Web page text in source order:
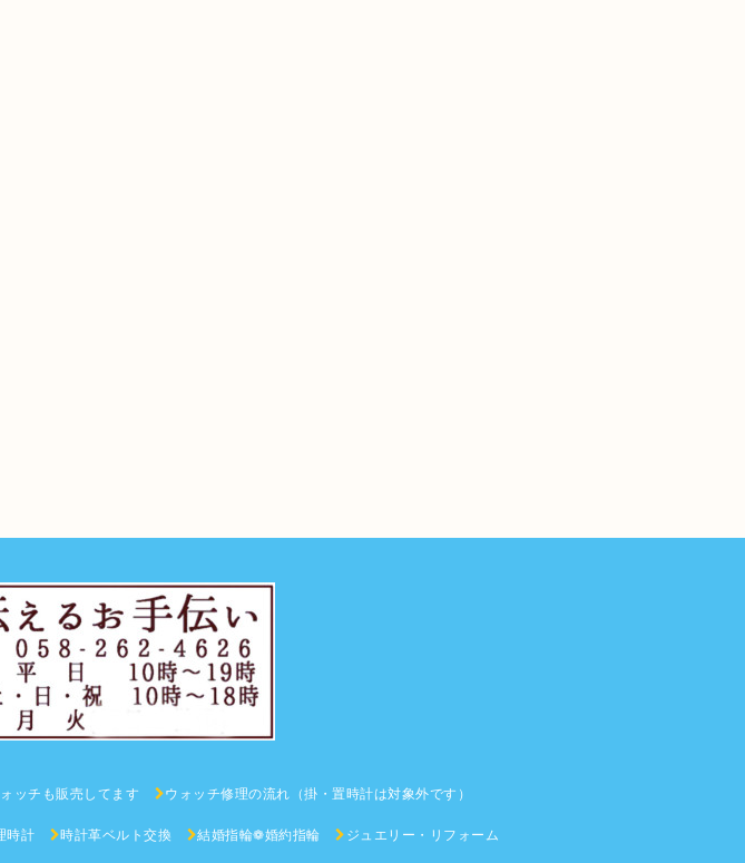
ッチも販売してます ウォッチ修理の流れ（掛・置時計は対象外です）
時計 時計革ベルト交換 結婚指輪❁婚約指輪 ジュエリー・リフォーム